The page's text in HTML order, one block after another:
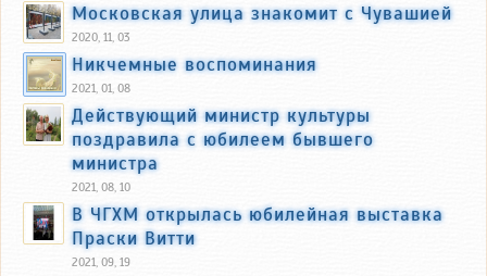
Московская улица знакомит с Чувашией
2020, 11, 03
Никчемные воспоминания
2021, 01, 08
Действующий министр культуры
поздравила с юбилеем бывшего
министра
2021, 08, 10
В ЧГХМ открылась юбилейная выставка
Праски Витти
2021, 09, 19